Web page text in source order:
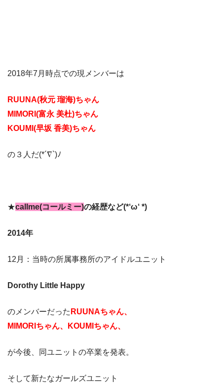
2018年7月時点での現メンバーは
RUUNA(秋元 瑠海)ちゃん
MIMORI(富永 美杜)ちゃん
KOUMI(早坂 香美)ちゃん
の３人だ(*´∇`)ﾉ
★callme(コールミー)の経歴など(*‘ω‘ *)
2014年
12月：当時の所属事務所のアイドルユニット
Dorothy Little Happy
のメンバーだった RUUNAちゃん、
MIMORIちゃん、KOUMIちゃん、
が今後、同ユニットの卒業を発表。
そして新たなガールズユニット